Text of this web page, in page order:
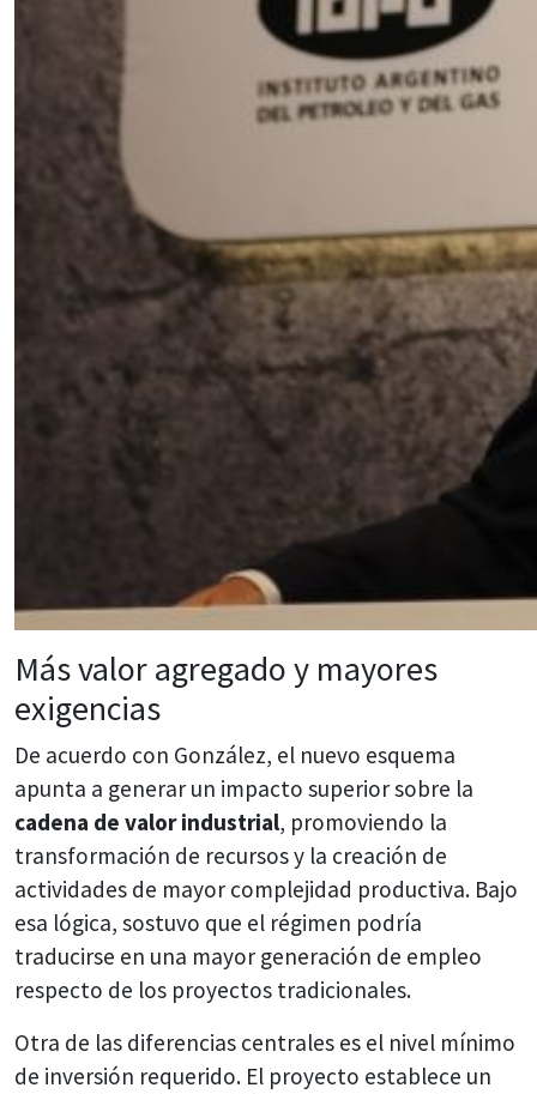
Más valor agregado y mayores
exigencias
De acuerdo con González, el nuevo esquema
apunta a generar un impacto superior sobre la
cadena de valor industrial, promoviendo la
transformación de recursos y la creación de
actividades de mayor complejidad productiva. Bajo
esa lógica, sostuvo que el régimen podría
traducirse en una mayor generación de empleo
respecto de los proyectos tradicionales.
Otra de las diferencias centrales es el nivel mínimo
de inversión requerido. El proyecto establece un